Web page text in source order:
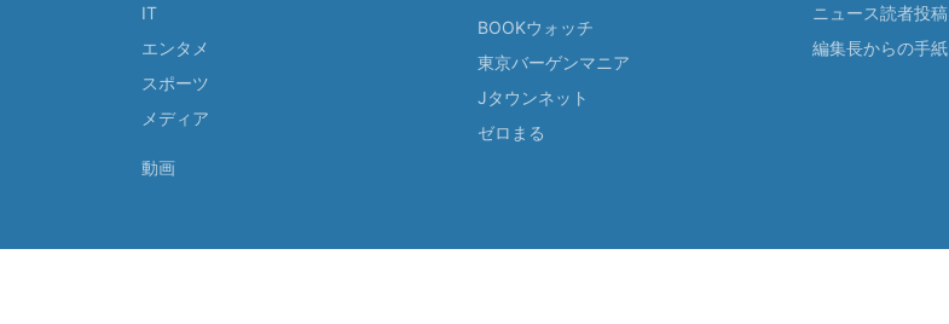
IT
エンタメ
スポーツ
メディア
動画
BOOKウォッチ
東京バーゲンマニア
Jタウンネット
ゼロまる
ニュース読者投稿
編集長からの手紙